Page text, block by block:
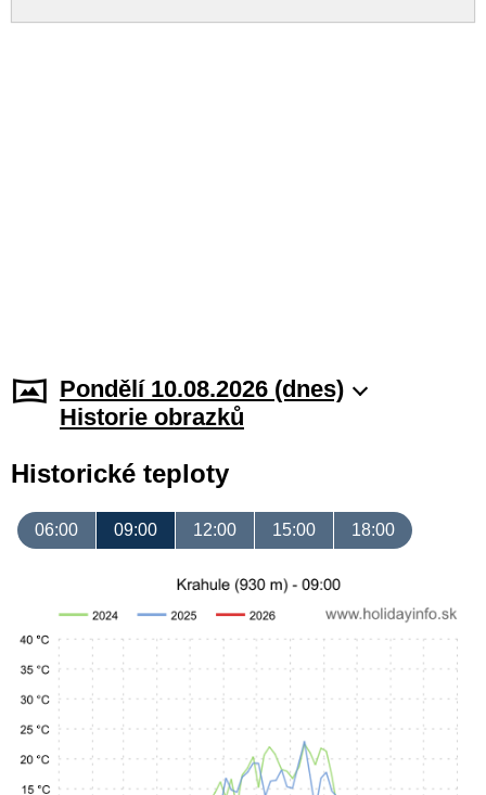
Pondělí 10.08.2026 (dnes)
Historie obrazků
Historické teploty
06:00 09:00 12:00 15:00 18:00